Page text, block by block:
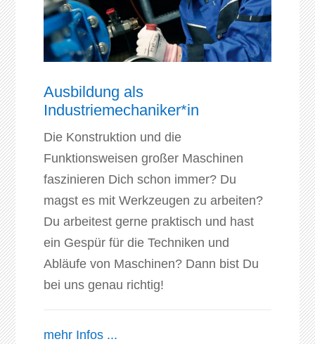
Ausbildung als
Industriemechaniker*in
Die Konstruktion und die
Funktionsweisen großer Maschinen
faszinieren Dich schon immer? Du
magst es mit Werkzeugen zu arbeiten?
Du arbeitest gerne praktisch und hast
ein Gespür für die Techniken und
Abläufe von Maschinen? Dann bist Du
bei uns genau richtig!
mehr Infos ...